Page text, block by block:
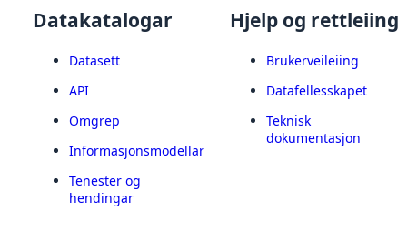
Datakatalogar
Datasett
API
Omgrep
Informasjonsmodellar
Tenester og
hendingar
Hjelp og rettleiing
Brukerveileiing
Datafellesskapet
Teknisk
dokumentasjon